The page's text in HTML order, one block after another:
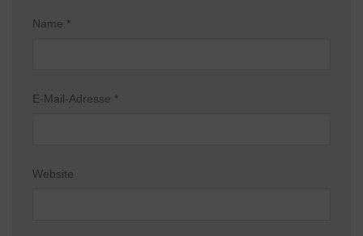
Name *
E-Mail-Adresse *
Website